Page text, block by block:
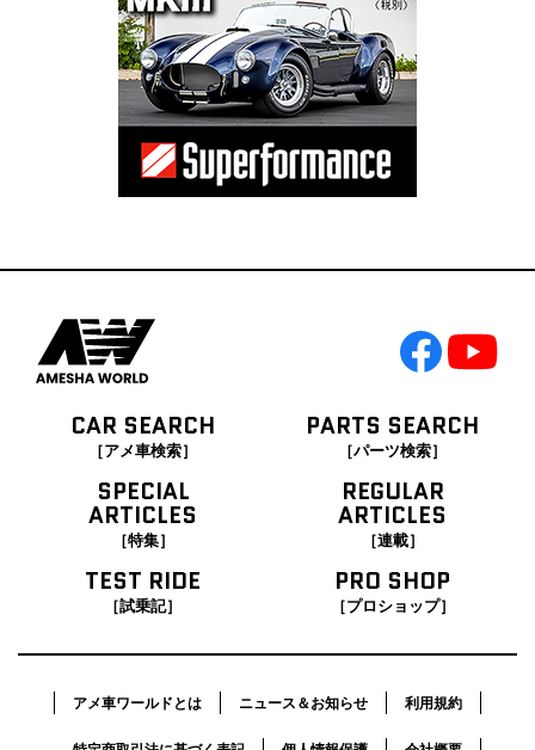
CAR SEARCH
［アメ車検索］
PARTS SEARCH
［パーツ検索］
SPECIAL
ARTICLES
［特集］
REGULAR
ARTICLES
［連載］
TEST RIDE
［試乗記］
PRO SHOP
［プロショップ］
アメ車ワールドとは ニュース＆お知らせ 利用規約